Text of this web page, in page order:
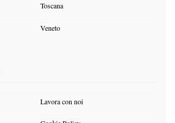
Toscana
Veneto
Lavora con noi